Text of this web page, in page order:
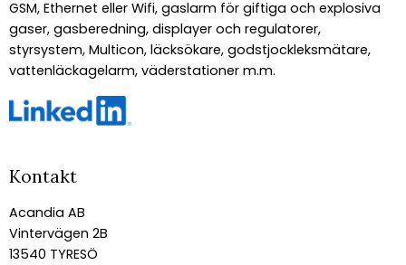
GSM, Ethernet eller Wifi, gaslarm för giftiga och explosiva
gaser, gasberedning, displayer och regulatorer,
styrsystem, Multicon, läcksökare, godstjockleksmätare,
vattenläckagelarm, väderstationer m.m.
Kontakt
Acandia AB
Vintervägen 2B
13540 TYRESÖ